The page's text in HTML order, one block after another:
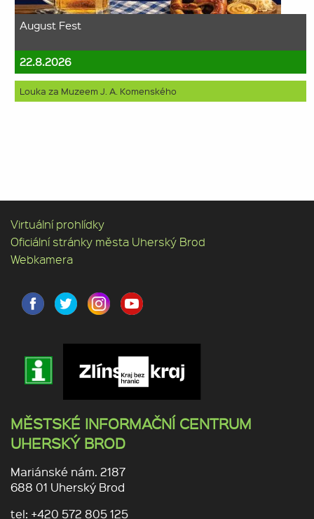
August Fest
22.8.2026
Louka za Muzeem J. A. Komenského
Virtuální prohlídky
Oficiální stránky města Uherský Brod
Webkamera
MĚSTSKÉ INFORMAČNÍ CENTRUM
UHERSKÝ BROD
Mariánské nám. 2187
688 01 Uherský Brod
tel: +420 572 805 125